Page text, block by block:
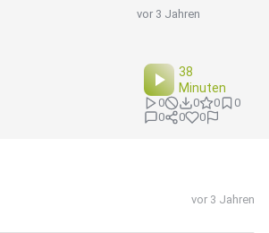
vor 3 Jahren
38
Minuten
0 0 0
0
0
0 0
vor 3 Jahren